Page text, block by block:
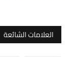
العلامات الشائعة